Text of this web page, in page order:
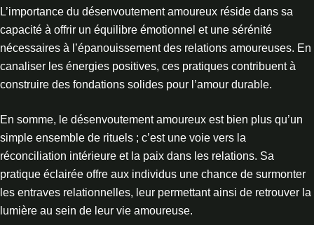
L’importance du désenvoutement amoureux réside dans sa
capacité à offrir un équilibre émotionnel et une sérénité
nécessaires à l’épanouissement des relations amoureuses. En
canaliser les énergies positives, ces pratiques contribuent à
construire des fondations solides pour l’amour durable.
En somme, le désenvoutement amoureux est bien plus qu’un
simple ensemble de rituels ; c’est une voie vers la
réconciliation intérieure et la paix dans les relations. Sa
pratique éclairée offre aux individus une chance de surmonter
les entraves relationnelles, leur permettant ainsi de retrouver la
lumière au sein de leur vie amoureuse.